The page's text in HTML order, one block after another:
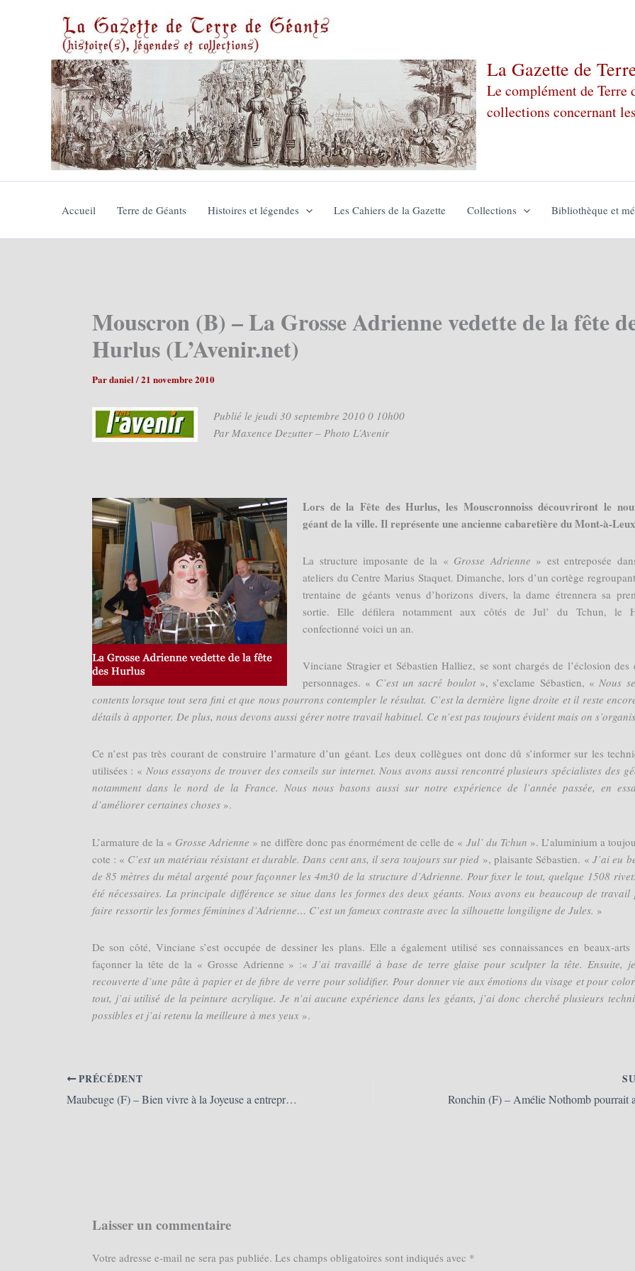
La Gazette de
Le complément de Terre
collections concernant
Accueil Terre de Géants Histoires et légendes Les Cahiers de la Gazette Collections Bibliothèque et
Mouscron (B) – La Grosse Adrienne vedette de la fête
Hurlus (L’Avenir.net)
Pardaniel /21 novembre 2010
Publié le jeudi 30 septembre 2010 0 10h00
Par Maxence Dezutter – Photo L’Avenir
Lors de la Fête des Hurlus, les Mouscronnoiss découvriront le
géant de la ville. Il représente une ancienne cabaretière du Mont-à-
La structure imposante de la « Grosse Adrienne » est entreposée
ateliers du Centre Marius Staquet. Dimanche, lors d’un cortège
trentaine de géants venus d’horizons divers, la dame étrennera sa
sortie. Elle défilera notamment aux côtés de Jul’ du Tchun, le
confectionné voici un an.
Vinciane Stragier et Sébastien Halliez, se sont chargés de l’éclosion des
personnages. « C’est un sacré boulot », s’exclame Sébastien, «Nous
contents lorsque tout sera fini et que nous pourrons contempler le résultat. C’est la dernière ligne droite et il reste
détails à apporter. De plus, nous devons aussi gérer notre travail habituel. Ce n’est pas toujours évident mais on
Ce n’est pas très courant de construire l’armature d’un géant. Les deux collègues ont donc dû s’informer sur les
utilisées : « Nous essayons de trouver des conseils sur internet. Nous avons aussi rencontré plusieurs spécialistes des
notamment dans le nord de la France. Nous nous basons aussi sur notre expérience de l’année passée, en
d’améliorer certaines choses ».
L’armature de la « Grosse Adrienne » ne diffère donc pas énormément de celle de « Jul’ du Tchun ». L’aluminium a
cote : « C’est un matériau résistant et durable. Dans cent ans, il sera toujours sur pied », plaisante Sébastien. « J’ai eu
de 85 mètres du métal argenté pour façonner les 4m30 de la structure d’Adrienne. Pour fixer le tout, quelque 1508
été nécessaires. La principale différence se situe dans les formes des deux géants. Nous avons eu beaucoup de travail
faire ressortir les formes féminines d’Adrienne… C’est un fameux contraste avec la silhouette longiligne de Jules. »
De son côté, Vinciane s’est occupée de dessiner les plans. Elle a également utilisé ses connaissances en beaux-arts
façonner la tête de la « Grosse Adrienne » :«J’ai travaillé à base de terre glaise pour sculpter la tête. Ensuite,
recouverte d’une pâte à papier et de fibre de verre pour solidifier. Pour donner vie aux émotions du visage et pour
tout, j’ai utilisé de la peinture acrylique. Je n’ai aucune expérience dans les géants, j’ai donc cherché plusieurs
possibles et j’ai retenu la meilleure à mes yeux ».
PRÉCÉDENT
Maubeuge (F) – Bien vivre à la Joyeuse a entrepris la fabrication du galant de la marquise (La Voix du Nord)
Laisser un commentaire
Votre adresse e-mail ne sera pas publiée. Les champs obligatoires sont indiqués avec *